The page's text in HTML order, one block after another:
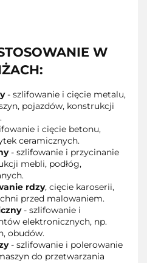
W
- szlifowanie i cięcie metalu,
pojazdów, konstrukcji
i cięcie betonu,
ceramicznych.
- szlifowanie i przycinanie
mebli, podłóg,
rdzy, cięcie karoserii,
przed malowaniem.
- szlifowanie i
elektronicznych, np.
obudów.
- szlifowanie i polerowanie
do przetwarzania